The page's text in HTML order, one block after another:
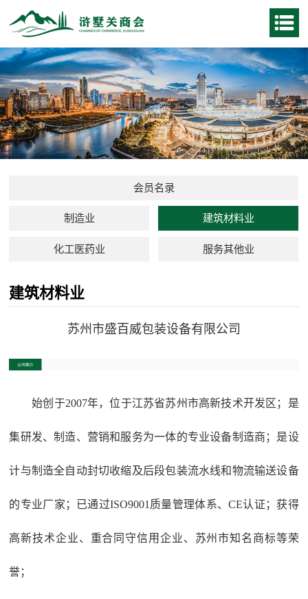
会员名录
制造业 建筑材料业
化工医药业 服务其他业
建筑材料业
苏州市盛百威包装设备有限公司
始创于2007年，位于江苏省苏州市高新技术开发区；是
集研发、制造、营销和服务为一体的专业设备制造商；是设
计与制造全自动封切收缩及后段包装流水线和物流输送设备
的专业厂家；已通过ISO9001质量管理体系、CE认证；获得
高新技术企业、重合同守信用企业、苏州市知名商标等荣
誉；